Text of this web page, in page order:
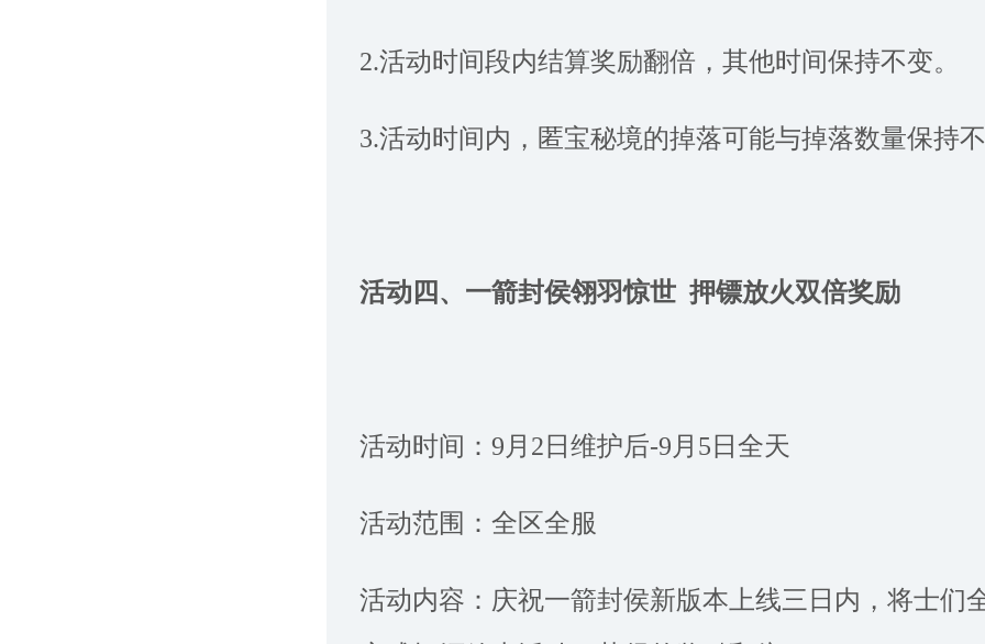
2.活动时间段内结算奖励翻倍，其他时间保持不变。
3.活动时间内，匿宝秘境的掉落可能与掉落数量保持不
活动四、一箭封侯翎羽惊世 押镖放火双倍奖励
活动时间：9月2日维护后-9月5日全天
活动范围：全区全服
活动内容：庆祝一箭封侯新版本上线三日内，将士们